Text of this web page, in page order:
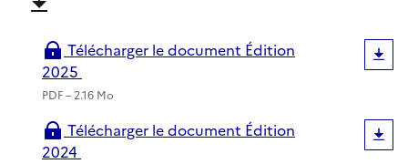
Télécharger le document Édition
2025
PDF – 2.16 Mo
Télécharger le document Édition
2024